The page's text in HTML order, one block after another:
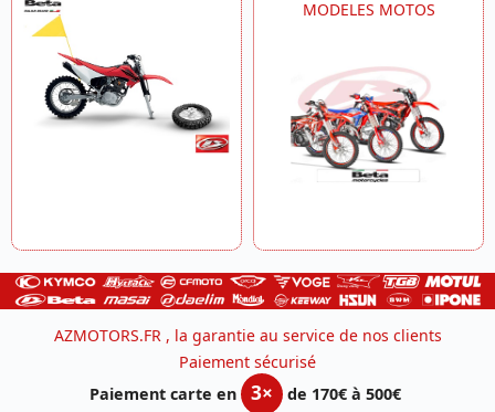
MODELES MOTOS
AZMOTORS.FR , la garantie au service de nos clients
Paiement sécurisé
Paiement carte en
3×
de 170€ à 500€